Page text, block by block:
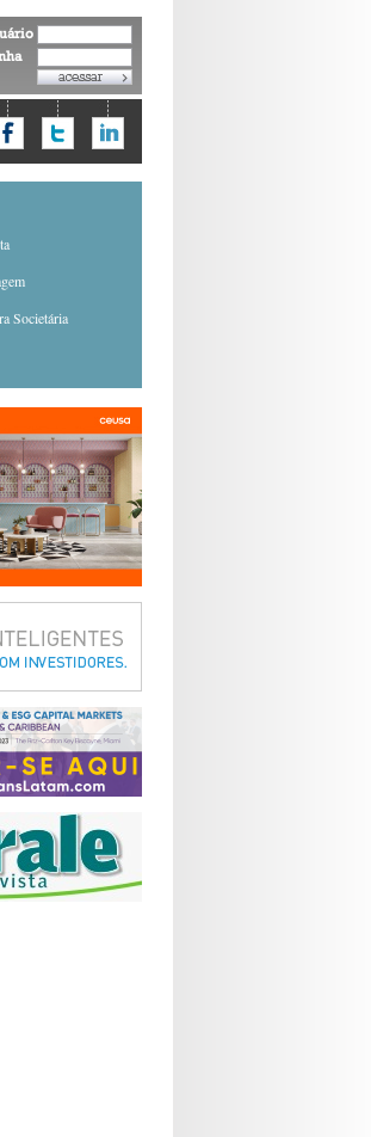
Societária